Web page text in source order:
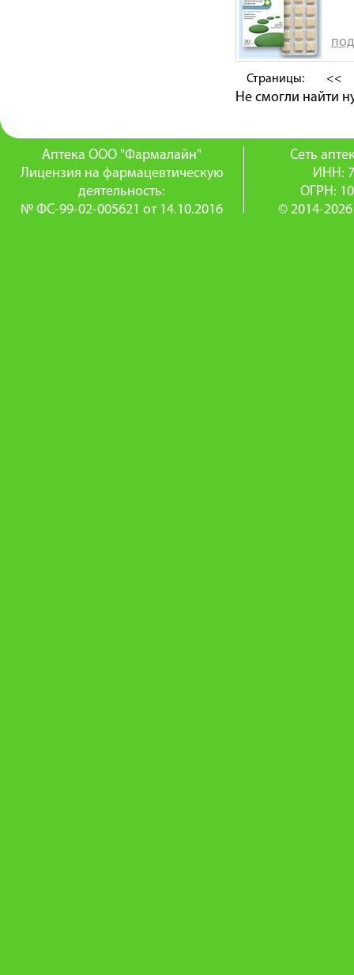
Страницы: <<
Не смогли найти
Аптека ООО "Фармалайн"
Лицензия на фармацевтическую
деятельность:
№ ФС-99-02-005621 от 14.10.2016
Сеть
ИНН:
ОГРН:
© 2014-